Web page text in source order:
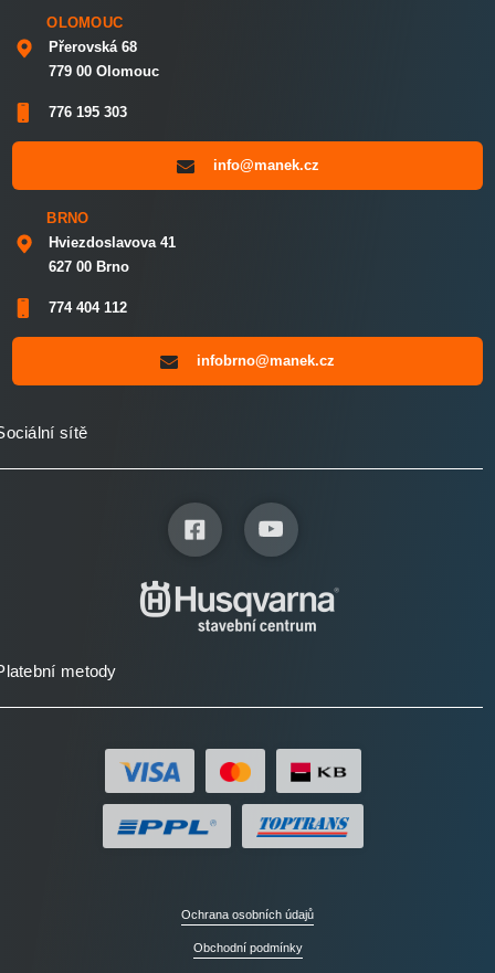
OLOMOUC
Přerovská 68
779 00 Olomouc
776 195 303
info@manek.cz
BRNO
Hviezdoslavova 41
627 00 Brno
774 404 112
infobrno@manek.cz
sítě
metody
Ochrana osobních údajů
Obchodní podmínky